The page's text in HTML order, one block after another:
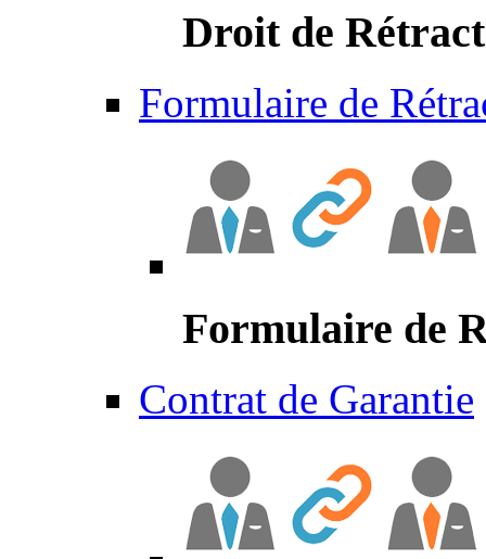
Droit de
Formulaire de
Formulaire de
Contrat de Garantie